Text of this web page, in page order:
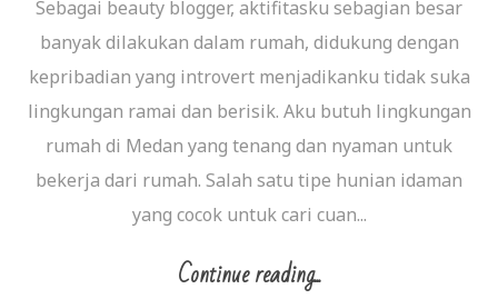
Sebagai beauty blogger, aktifitasku sebagian besar
banyak dilakukan dalam rumah, didukung dengan
kepribadian yang introvert menjadikanku tidak suka
lingkungan ramai dan berisik. Aku butuh lingkungan
rumah di Medan yang tenang dan nyaman untuk
bekerja dari rumah. Salah satu tipe hunian idaman
yang cocok untuk cari cuan...
Continue reading...